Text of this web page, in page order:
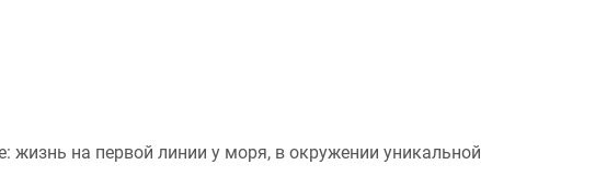
жизнь на первой линии у моря, в окружении уникальной